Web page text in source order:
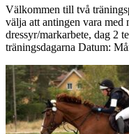
Välkommen till två
välja att antingen vara med
dressyr/markarbete, dag 2
träningsdagarna Datum: